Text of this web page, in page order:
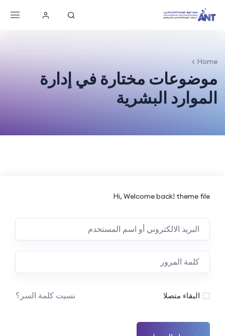
Home
موضوعات مختارة في إدارة
الموارد البشرية
Hi, Welcome back! theme file
البقاء متصلا نسيت كلمة السر؟